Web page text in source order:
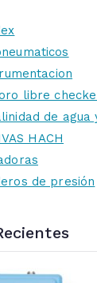
libre
de agua
HACH
de presión